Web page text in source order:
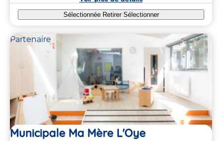
Sélectionnée Retirer Sélectionner
Partenaire
Municipale Ma Mère L'Oye
30
39
12